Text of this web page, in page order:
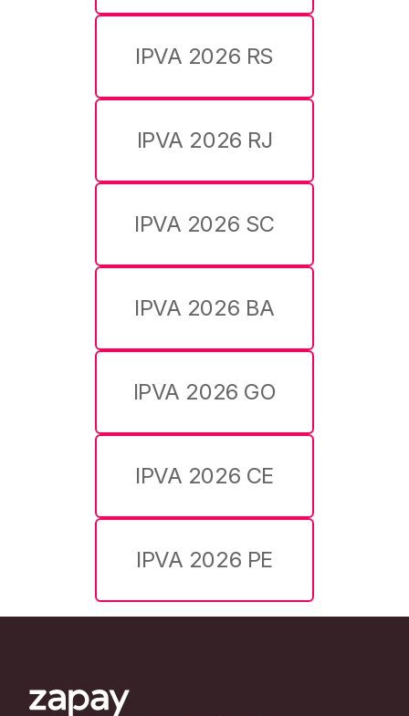
IPVA 2026 RS
IPVA 2026 RJ
IPVA 2026 SC
IPVA 2026 BA
IPVA 2026 GO
IPVA 2026 CE
IPVA 2026 PE